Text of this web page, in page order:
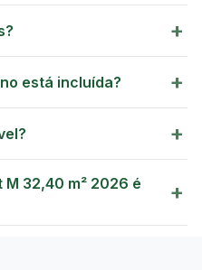
+
está incluída? +
+
32,40 m² 2026 é
+